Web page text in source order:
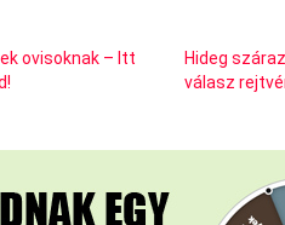
ovisoknak – Itt
Hideg
válasz